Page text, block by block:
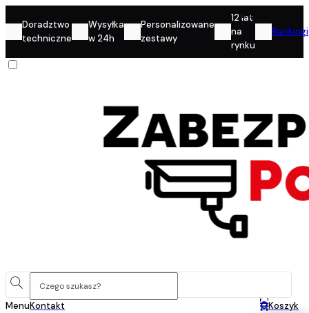
Doradztwo
techniczne
Wysyłka
w 24h
Personalizowane
zestawy
12 lat
na
rynku
Rankingi
MenuKontakt
Konto
0Koszyk